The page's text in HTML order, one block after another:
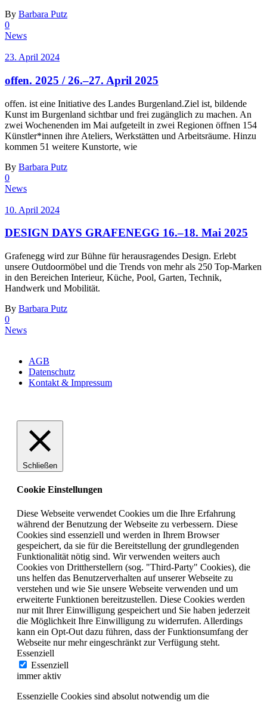
By Barbara Putz
0
News
23. April 2024
offen. 2025 / 26.–27. April 2025
offen. ist eine Initiative des Landes Burgenland.Ziel ist, bildende
Kunst im Burgenland sichtbar und frei zugänglich zu machen. An
zwei Wochenenden im Mai aufgeteilt in zwei Regionen öffnen 154
Künstler*innen ihre Ateliers, Werkstätten und Arbeitsräume. Hinzu
kommen 51 weitere Kunstorte, wie
By Barbara Putz
0
News
10. April 2024
DESIGN DAYS GRAFENEGG 16.–18. Mai 2025
Grafenegg wird zur Bühne für herausragendes Design. Erlebt
unsere Outdoormöbel und die Trends von mehr als 250 Top-Marken
in den Bereichen Interieur, Küche, Pool, Garten, Technik,
Handwerk und Mobilität.
By Barbara Putz
0
News
AGB
Datenschutz
Kontakt & Impressum
Schließen
Cookie Einstellungen
Diese Webseite verwendet Cookies um die Ihre Erfahrung
während der Benutzung der Webseite zu verbessern. Diese
Cookies sind essenziell und werden in Ihrem Browser
gespeichert, da sie für die Bereitstellung der grundlegenden
Funktionalität nötig sind. Wir verwenden weiters auch
Cookies von Drittherstellern (sog. "Third-Party" Cookies), die
uns helfen das Benutzerverhalten auf unserer Webseite zu
verstehen und wie Sie unsere Webseite verwenden und um
erweiterte Funktionen bereitzustellen. Diese Cookies werden
nur mit Ihrer Einwilligung gespeichert und Sie haben jederzeit
die Möglichkeit Ihre Einwilligung zu widerrufen. Allerdings
kann ein Opt-Out dazu führen, dass der Funktionsumfang der
Webseite nur mehr eingeschränkt zur Verfügung steht.
Essenziell
Essenziell
immer aktiv
Essenzielle Cookies sind absolut notwendig um die